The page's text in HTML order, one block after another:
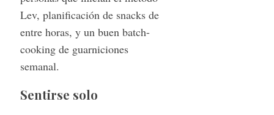
Lev, planificación de snacks de
entre horas, y un buen batch-
cooking de guarniciones
semanal.
Sentirse solo